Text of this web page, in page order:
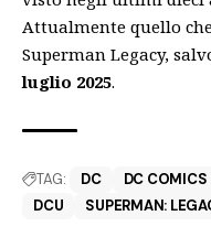
Attualmente quello
Superman Legacy,
luglio 2025.
TAG: DC DC COMICS
DCU
SUPERMAN: